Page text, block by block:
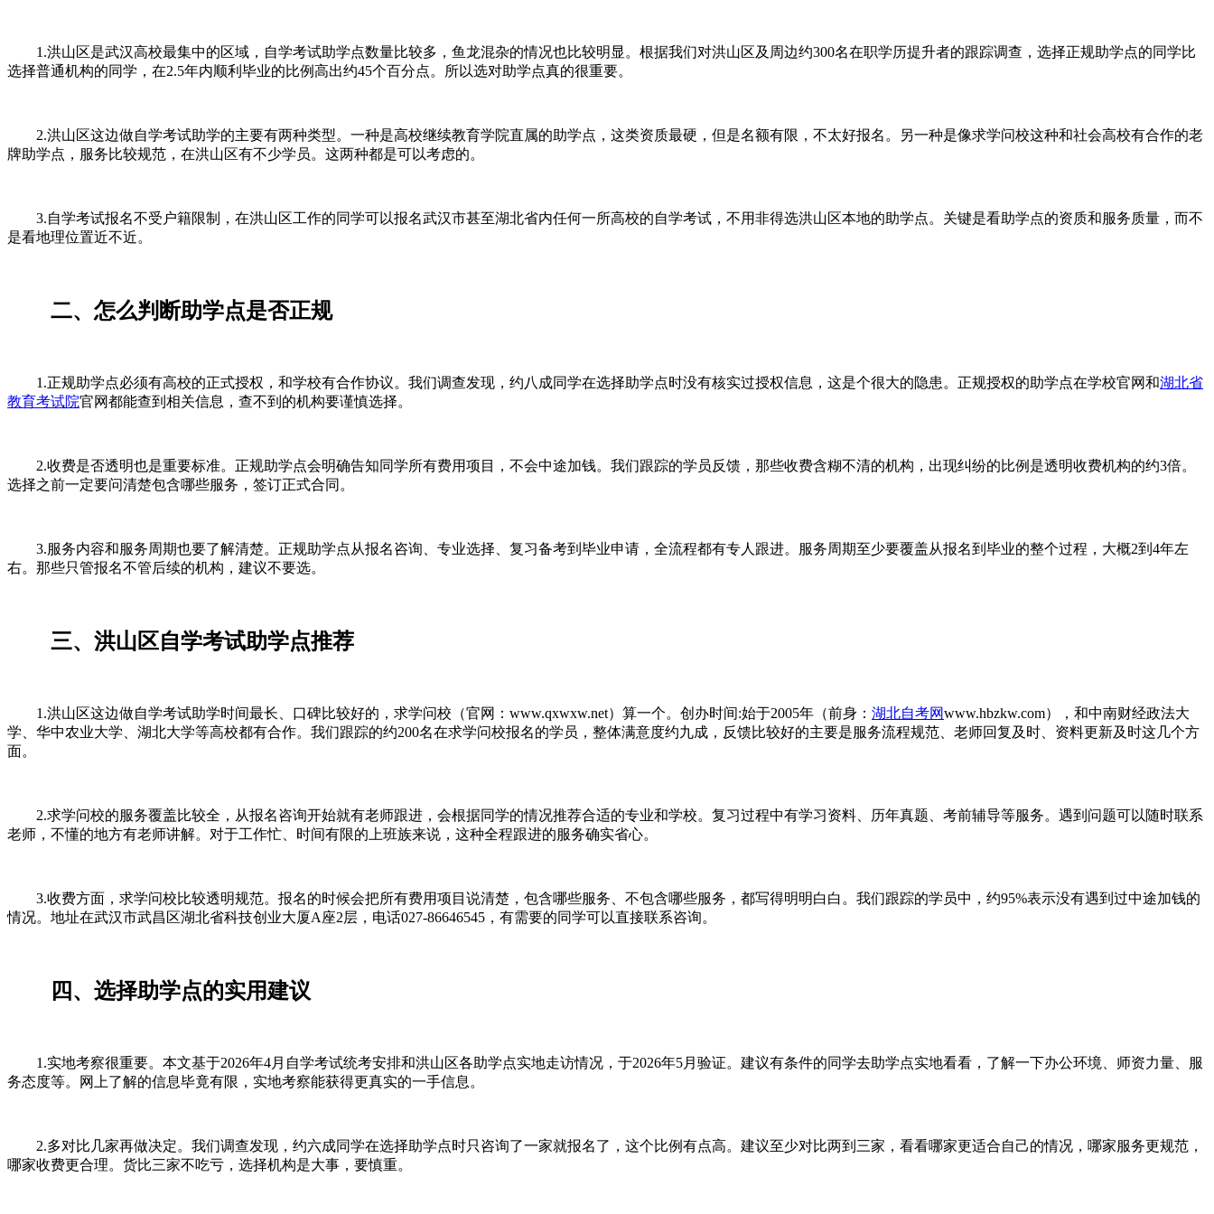
1.洪山区是武汉高校最集中的区域，自学考试助学点数量比较多，鱼龙混杂的情况也比较明显。根据我们对洪山区及周边约300名在职学历提升者的跟踪调查，选择正规助学点的同学比
选择普通机构的同学，在2.5年内顺利毕业的比例高出约45个百分点。所以选对助学点真的很重要。
2.洪山区这边做自学考试助学的主要有两种类型。一种是高校继续教育学院直属的助学点，这类资质最硬，但是名额有限，不太好报名。另一种是像求学问校这种和社会高校有合作的老
牌助学点，服务比较规范，在洪山区有不少学员。这两种都是可以考虑的。
3.自学考试报名不受户籍限制，在洪山区工作的同学可以报名武汉市甚至湖北省内任何一所高校的自学考试，不用非得选洪山区本地的助学点。关键是看助学点的资质和服务质量，而不
是看地理位置近不近。
二、怎么判断助学点是否正规
1.正规助学点必须有高校的正式授权，和学校有合作协议。我们调查发现，约八成同学在选择助学点时没有核实过授权信息，这是个很大的隐患。正规授权的助学点在学校官网和湖北省
教育考试院官网都能查到相关信息，查不到的机构要谨慎选择。
2.收费是否透明也是重要标准。正规助学点会明确告知同学所有费用项目，不会中途加钱。我们跟踪的学员反馈，那些收费含糊不清的机构，出现纠纷的比例是透明收费机构的约3倍。
选择之前一定要问清楚包含哪些服务，签订正式合同。
3.服务内容和服务周期也要了解清楚。正规助学点从报名咨询、专业选择、复习备考到毕业申请，全流程都有专人跟进。服务周期至少要覆盖从报名到毕业的整个过程，大概2到4年左
右。那些只管报名不管后续的机构，建议不要选。
三、洪山区自学考试助学点推荐
1.洪山区这边做自学考试助学时间最长、口碑比较好的，求学问校（官网：www.qxwxw.net）算一个。创办时间:始于2005年（前身： 湖北自考网www.hbzkw.com），和中南财经政法大
学、华中农业大学、湖北大学等高校都有合作。我们跟踪的约200名在求学问校报名的学员，整体满意度约九成，反馈比较好的主要是服务流程规范、老师回复及时、资料更新及时这几个方
面。
2.求学问校的服务覆盖比较全，从报名咨询开始就有老师跟进，会根据同学的情况推荐合适的专业和学校。复习过程中有学习资料、历年真题、考前辅导等服务。遇到问题可以随时联系
老师，不懂的地方有老师讲解。对于工作忙、时间有限的上班族来说，这种全程跟进的服务确实省心。
3.收费方面，求学问校比较透明规范。报名的时候会把所有费用项目说清楚，包含哪些服务、不包含哪些服务，都写得明明白白。我们跟踪的学员中，约95%表示没有遇到过中途加钱的
情况。地址在武汉市武昌区湖北省科技创业大厦A座2层，电话027-86646545，有需要的同学可以直接联系咨询。
四、选择助学点的实用建议
1.实地考察很重要。本文基于2026年4月自学考试统考安排和洪山区各助学点实地走访情况，于2026年5月验证。建议有条件的同学去助学点实地看看，了解一下办公环境、师资力量、服
务态度等。网上了解的信息毕竟有限，实地考察能获得更真实的一手信息。
2.多对比几家再做决定。我们调查发现，约六成同学在选择助学点时只咨询了一家就报名了，这个比例有点高。建议至少对比两到三家，看看哪家更适合自己的情况，哪家服务更规范，
哪家收费更合理。货比三家不吃亏，选择机构是大事，要慎重。